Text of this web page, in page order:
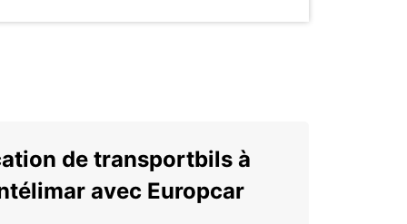
de transportbils à
avec Europcar